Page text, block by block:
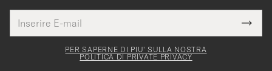
E-
mail
Grazie
per
PER SAPERNE DI PIU' SULLA NOSTRA
POLITICA DI PRIVATE PRIVACY